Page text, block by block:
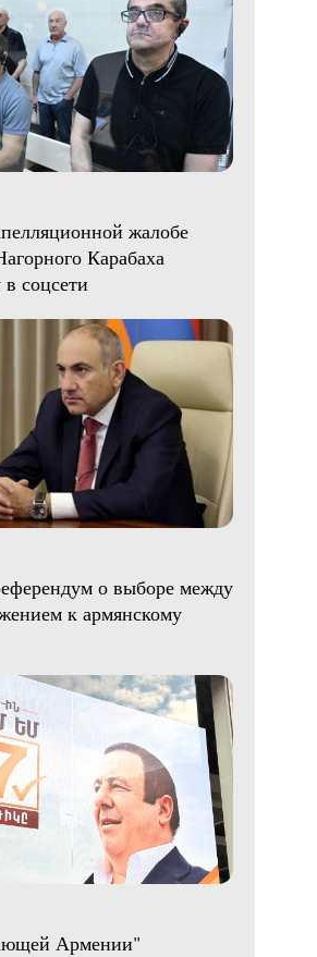
жалобе
Карабаха
соцсети
о выборе между
к армянскому
Армении"